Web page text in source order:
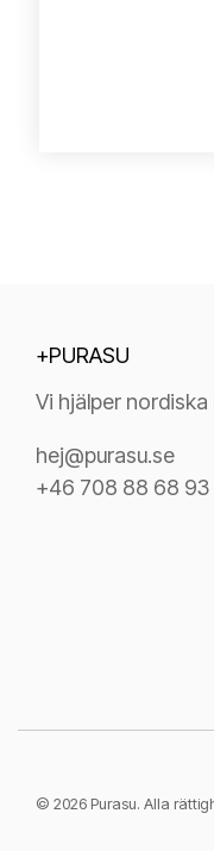
+PURASU
Vi hjälper
hej@purasu.se
+46 708 88 68 93
© 2026 Purasu. Alla